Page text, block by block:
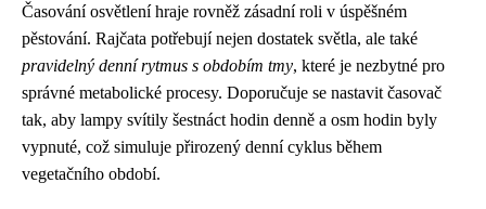
Časování osvětlení hraje rovněž zásadní roli v úspěšném
pěstování. Rajčata potřebují nejen dostatek světla, ale také
pravidelný denní rytmus s obdobím tmy, které je nezbytné pro
správné metabolické procesy. Doporučuje se nastavit časovač
tak, aby lampy svítily šestnáct hodin denně a osm hodin byly
vypnuté, což simuluje přirozený denní cyklus během
vegetačního období.